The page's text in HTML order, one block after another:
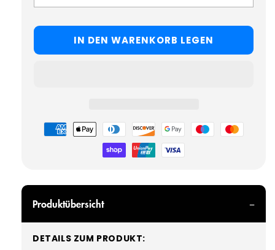
IN DEN WARENKORB LEGEN
Zahlungsmöglichkeiten
Produktübersicht
DETAILS ZUM PRODUKT: